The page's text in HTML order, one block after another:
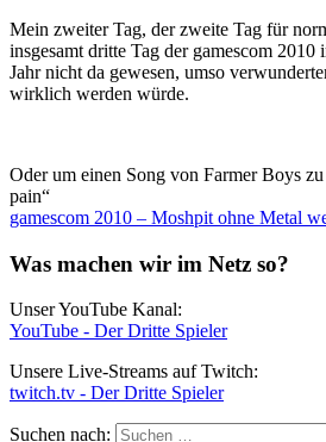
Mein zweiter Tag, der zweite Tag für
insgesamt dritte Tag der gamescom
Jahr nicht da gewesen, umso
wirklich werden würde.
Oder um einen Song von Farmer Boys
pain“
gamescom 2010 – Moshpit ohne Metal
Was machen wir im Netz so?
Unser YouTube Kanal:
YouTube - Der Dritte Spieler
Unsere Live-Streams auf Twitch:
twitch.tv - Der Dritte Spieler
Suchen nach: